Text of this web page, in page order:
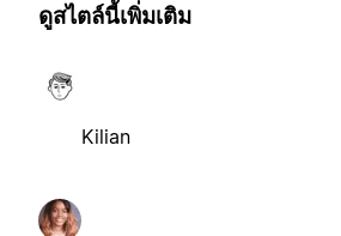
ดูสไตล์นี้เพิ่มเติม
Kilian